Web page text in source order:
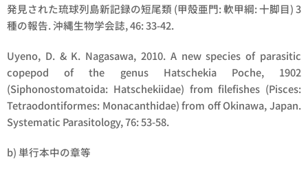
発見された琉球列島新記録の短尾類 (甲殻亜門: 軟甲綱: 十脚目) 3
種の報告. 沖縄生物学会誌, 46: 33-42.
Uyeno, D. & K. Nagasawa, 2010. A new species of parasitic
copepod of the genus HatschekiaPoche, 1902
(Siphonostomatoida: Hatschekiidae) from filefishes (Pisces:
Tetraodontiformes: Monacanthidae) from off Okinawa, Japan.
Systematic Parasitology, 76: 53-58.
b) 単行本中の章等